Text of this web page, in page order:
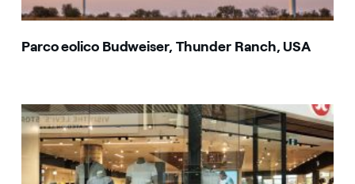
Parco eolico Budweiser, Thunder Ranch, USA